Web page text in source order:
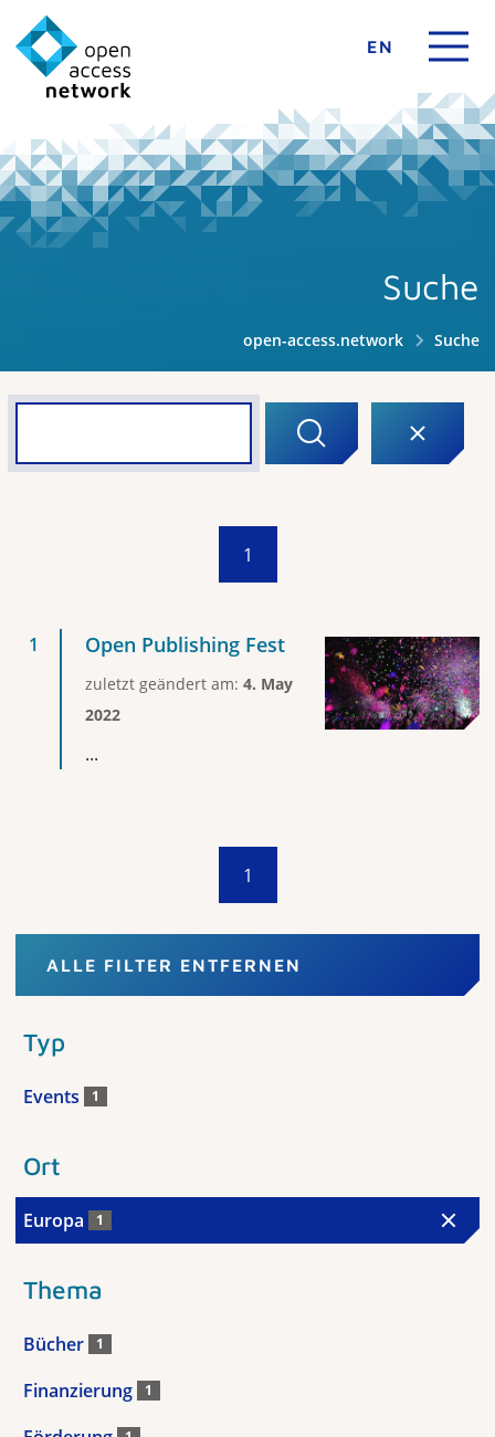
EN
Suche
open-access.network Suche
1
Open Publishing Fest
zuletzt geändert am: 4. May
2022
...
1
ALLE FILTER ENTFERNEN
Typ
Events 1
Ort
Europa 1
Thema
Bücher 1
Finanzierung 1